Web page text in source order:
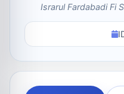
Israrul Fardabadi Fi